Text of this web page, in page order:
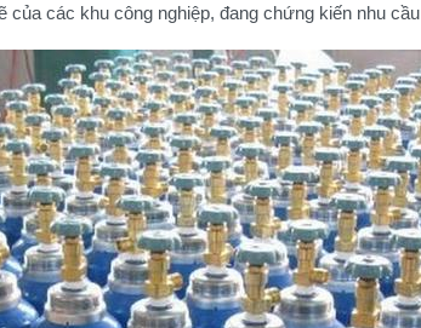
các khu công nghiệp, đang chứng kiến nhu cầu